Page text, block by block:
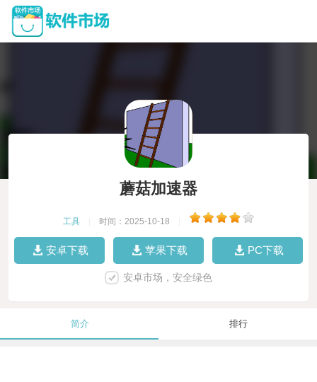
蘑菇加速器
工具 时间：2025-10-18
安卓下载 苹果下载 PC下载
安卓市场，安全绿色
简介 排行